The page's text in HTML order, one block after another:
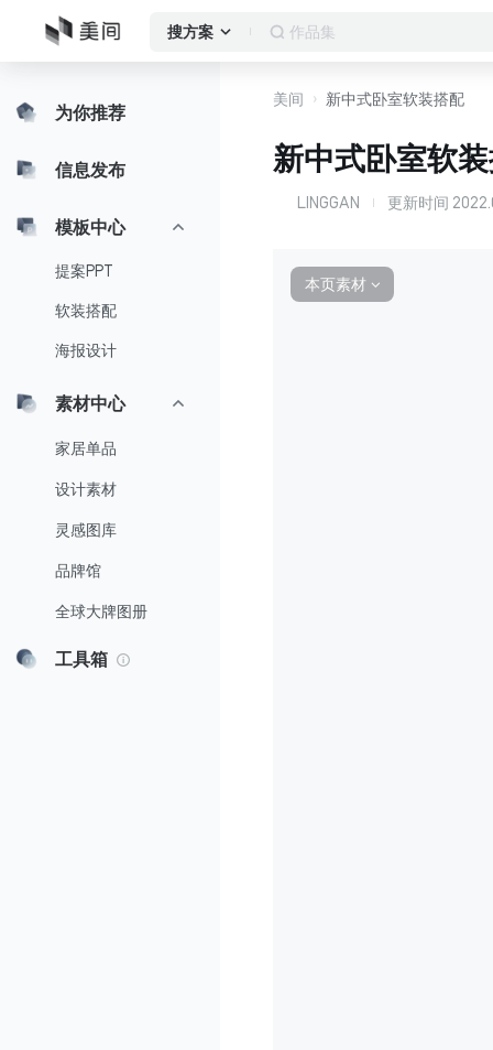
搜方案 作品集
为你推荐
信息发布
模板中心
提案PPT
软装搭配
海报设计
素材中心
家居单品
设计素材
灵感图库
品牌馆
全球大牌图册
工具箱
美间 新中式卧室软装搭配
新中式卧室软
LINGGAN 更新时间
本页素材 ∨